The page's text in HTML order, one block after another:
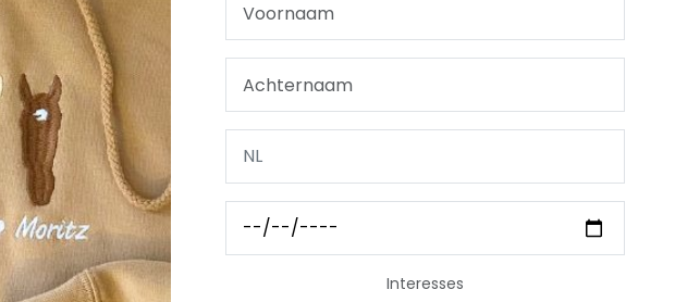
UW LOGO / EIGEN PRENT LEVERTERMIJN & VERZENDING
karabijnhaakje. Enkelwandig, dus gewone waterflesjes voor bv. school.
op aanvraag kan dit gerust ook met een logo bv.. Bij gravure met naam
niet bestickerd en daarom dus perfect afwasbaar, ook in de machine! De
Interesses